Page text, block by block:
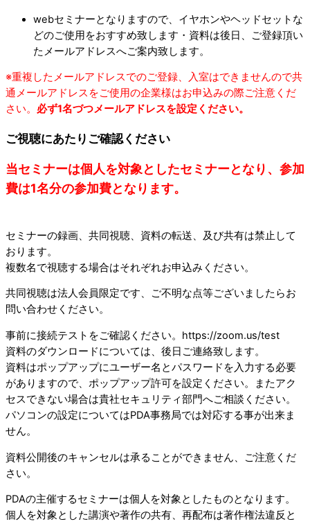
webセミナーとなりますので、イヤホンやヘッドセットな
どのご使用をおすすめ致します・資料は後日、ご登録頂い
たメールアドレスへご案内致します。
※重複したメールアドレスでのご登録、入室はできませんので共
通メールアドレスをご使用の企業様はお申込みの際ご注意くだ
さい。 必ず1名づつメールアドレスを設定ください。
ご視聴にあたりご確認ください
当セミナーは個人を対象としたセミナーとなり、参加
費は1名分の参加費となります。
セミナーの録画、共同視聴、資料の転送、及び共有は禁止して
おります。
複数名で視聴する場合はそれぞれお申込みください。
共同視聴は法人会員限定です、ご不明な点等ございましたらお
問い合わせください。
事前に接続テストをご確認ください。https://zoom.us/test
資料のダウンロードについては、後日ご連絡致します。
資料はポップアップにユーザー名とパスワードを入力する必要
がありますので、ポップアップ許可を設定ください。またアク
セスできない場合は貴社セキュリティ部門へご相談ください。
パソコンの設定についてはPDA事務局では対応する事が出来ま
せん。
資料公開後のキャンセルは承ることができません、ご注意くだ
さい。
PDAの主催するセミナーは個人を対象としたものとなります。
個人を対象とした講演や著作の共有、再配布は著作権法違反と